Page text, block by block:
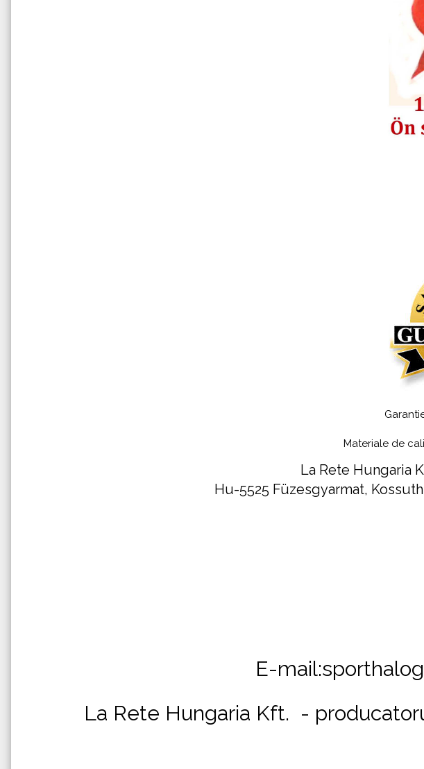
Materiale de
La Rete Hungaria
Hu-5525 Füzesgyarmat,
E-
La Rete Hungaria Kft. -